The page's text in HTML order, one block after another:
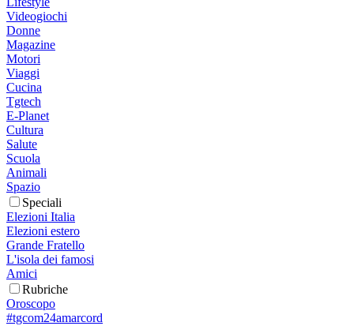
Videogiochi
Donne
Magazine
Motori
Viaggi
Cucina
Tgtech
E-Planet
Cultura
Salute
Scuola
Animali
Spazio
Speciali
Elezioni Italia
Elezioni estero
Grande Fratello
L'isola dei famosi
Amici
Rubriche
Oroscopo
#tgcom24amarcord